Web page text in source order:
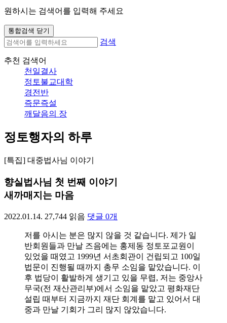
원하시는 검색어를 입력해 주세요
통합검색 닫기
검색
추천 검색어
천일결사
정토불교대학
경전반
즉문즉설
깨달음의 장
정토행자의 하루
[특집] 대중법사님 이야기
향실법사님 첫 번째 이야기
새까매지는 마음
2022.01.14. 27,744 읽음 댓글 0개
저를 아시는 분은 많지 않을 것 같습니다. 제가 일
반회원들과 만날 즈음에는 홍제동 정토포교원이
있었을 때였고 1999년 서초회관이 건립되고 100일
법문이 진행될 때까지 총무 소임을 맡았습니다. 이
후 법당이 활발하게 생기고 있을 무렵, 저는 중앙사
무국(전 재산관리부)에서 소임을 맡았고 평화재단
설립 때부터 지금까지 재단 회계를 맡고 있어서 대
중과 만날 기회가 그리 많지 않았습니다.